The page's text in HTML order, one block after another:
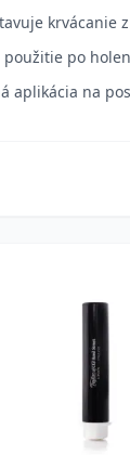
krvácanie
použitie po
aplikácia na